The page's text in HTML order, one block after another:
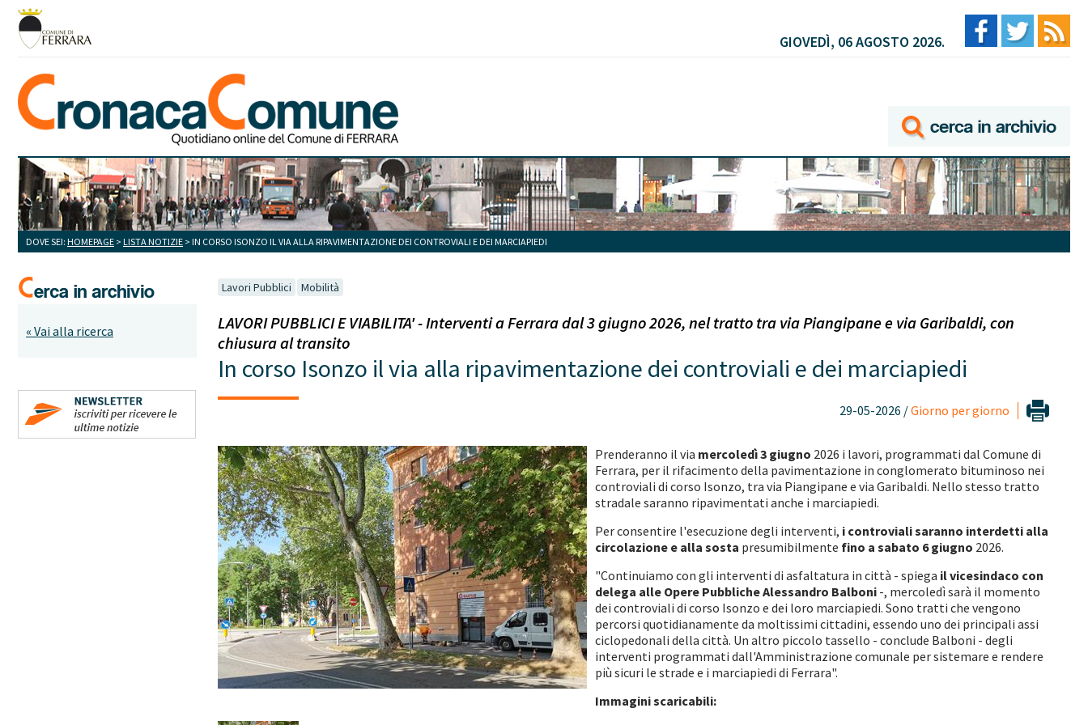
GIOVEDÌ, 06 AGOSTO 2026.
DOVE SEI: HOMEPAGE > LISTA NOTIZIE > IN CORSO ISONZO IL VIA ALLA RIPAVIMENTAZIONE DEI CONTROVIALI E DEI MARCIAPIEDI
« Vai alla ricerca
Lavori Pubblici Mobilità
LAVORI PUBBLICI E VIABILITA' - Interventi a Ferrara dal 3 giugno 2026, nel tratto tra via Piangipane e via Garibaldi, con
chiusura al transito
In corso Isonzo il via alla ripavimentazione dei controviali e dei marciapiedi
29-05-2026 /Giorno per giorno
Prenderanno il via mercoledì 3 giugno 2026 i lavori, programmati dal Comune di
Ferrara, per il rifacimento della pavimentazione in conglomerato bituminoso nei
controviali di corso Isonzo, tra via Piangipane e via Garibaldi. Nello stesso tratto
stradale saranno ripavimentati anche i marciapiedi.
Per consentire l'esecuzione degli interventi, i controviali saranno interdetti alla
circolazione e alla sosta presumibilmente fino a sabato 6 giugno 2026.
"Continuiamo con gli interventi di asfaltatura in città - spiega il vicesindaco con
delega alle Opere Pubbliche Alessandro Balboni -, mercoledì sarà il momento
dei controviali di corso Isonzo e dei loro marciapiedi. Sono tratti che vengono
percorsi quotidianamente da moltissimi cittadini, essendo uno dei principali assi
ciclopedonali della città. Un altro piccolo tassello - conclude Balboni - degli
interventi programmati dall'Amministrazione comunale per sistemare e rendere
più sicuri le strade e i marciapiedi di Ferrara".
Immagini scaricabili: